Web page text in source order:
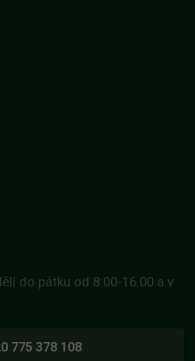
do pátku od 8:00-16.00 a v
775 378 108